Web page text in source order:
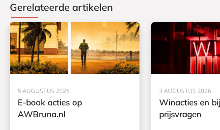
Gerelateerde artikelen
5 AUGUSTUS 2026
E-book acties op
AWBruna.nl
3 AUGUSTUS 2026
Winacties en
prijsvragen